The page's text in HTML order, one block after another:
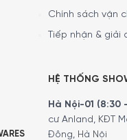
Cảm ứng
Thép không
Chính sách vận
Tiếp nhận &
HỆ THỐNG
Hà Nội-01 (8:30
cư Anland, KĐT
Đông, Hà Nội